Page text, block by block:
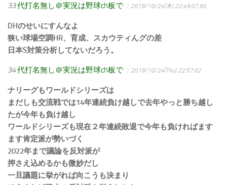
33代打名無し＠実況は野球ch板で ：2019/10/24(木) 22:49:07.90
DHのせいにすんなよ
狭い球場空調HR、育成、スカウティんグの差
日本S対策分析してないだろう。
34代打名無し＠実況は野球ch板で ：2019/10/24(Thu) 22:57:02
ナリーグもワールドシリーズは
まだしも交流戦では14年連続負け越しで去年やっと勝ち越し
たが今年も負け越し
ワールドシリーズも現在２年連続敗退で今年も負ければます
ます肯定派が勢いづく
2022年まで議論を反対派が
押さえ込めるかも微妙だし
一旦議題に挙がれば向こうも決まり